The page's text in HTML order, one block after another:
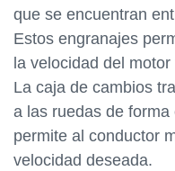
que se encuentran
Estos engranajes
la velocidad del
La caja de cambios
a las ruedas de
permite al conductor
velocidad deseada.